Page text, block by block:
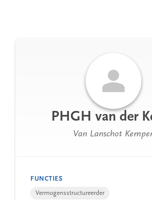
PHGH van der
Van Lanschot
FUNCTIES
Vermogensstructureerder